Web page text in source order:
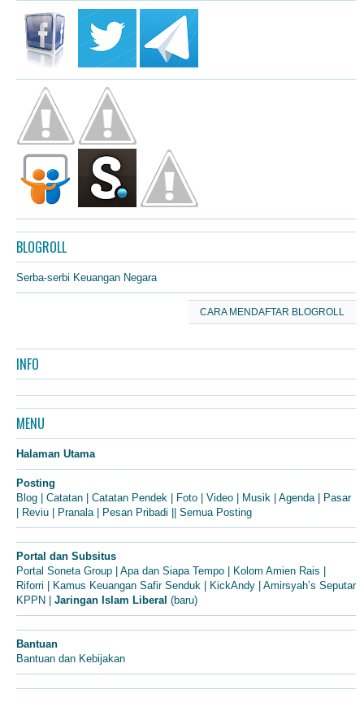
BLOGROLL
Serba-serbi Keuangan Negara
CARA MENDAFTAR BLOGROLL
INFO
MENU
Halaman Utama
Posting
Blog
Catatan Catatan Pendek Foto Video Musik Agenda
Pasar
Reviu Pranala Pesan Pribadi Semua Posting
Portal dan Subsitus
Portal Soneta Group
Apa dan Siapa Tempo Kolom Amien Rais
Riforri
Kamus Keuangan Safir Senduk KickAndy
Amirsyah’s Seputar
KPPN
Jaringan Islam Liberal (baru)
Bantuan
Bantuan dan Kebijakan